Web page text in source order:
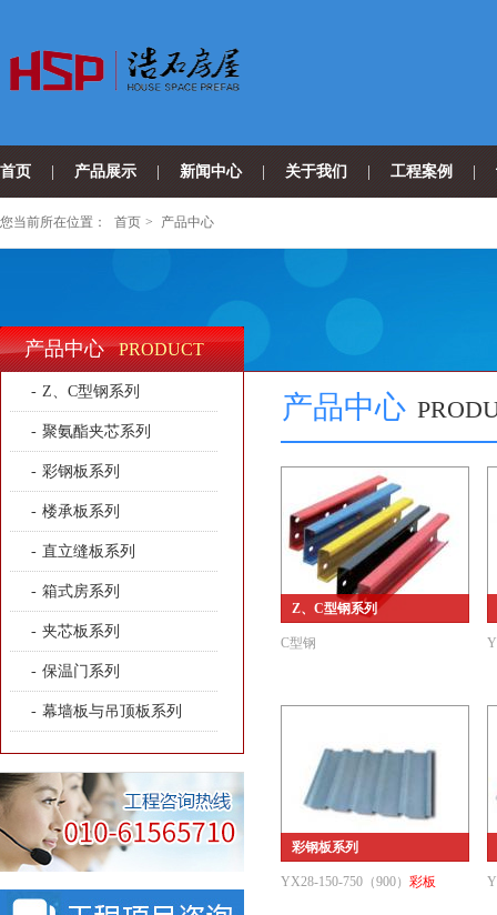
首页 产品展示 新闻中心 关于我们 工程案例
您当前所在位置： 首页 > 产品中心
产品中心 PRODUCT
- Z、C型钢系列
- 聚氨酯夹芯系列
- 彩钢板系列
- 楼承板系列
- 直立缝板系列
- 箱式房系列
- 夹芯板系列
- 保温门系列
- 幕墙板与吊顶板系列
产品中心
Z、C型钢系列
C型钢
彩钢板系列
YX28-150-750（900） 彩板